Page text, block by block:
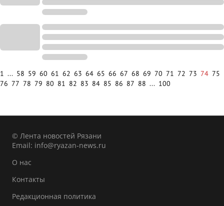
1 ... 58 59 60 61 62 63 64 65 66 67 68 69 70 71 72 73 74 75
76 77 78 79 80 81 82 83 84 85 86 87 88 ... 100
© Лента новостей Рязани
Email: info@ryazan-news.ru
О нас
Контакты
Редакционная политика